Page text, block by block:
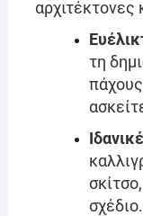
αρχιτέκτονες
τη
σχέδιο.